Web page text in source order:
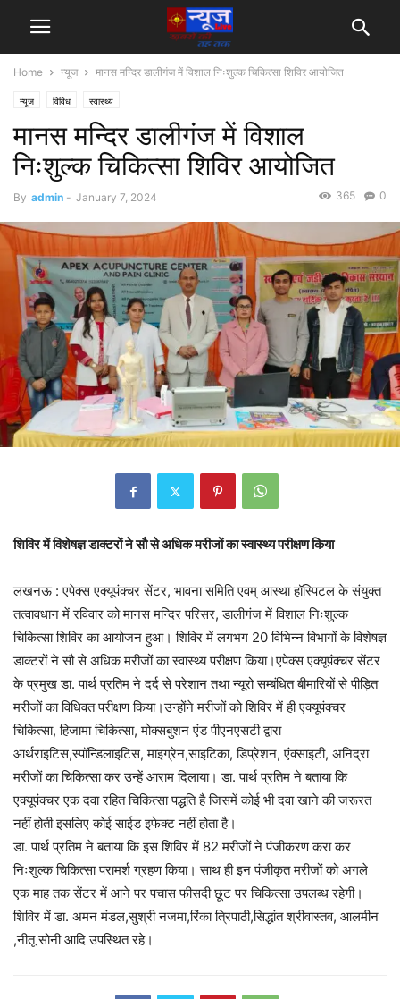
Home न्यूज मानस मन्दिर डालीगंज में विशाल निःशुल्क चिकित्सा शिविर आयोजित
न्यूज विविध स्वास्थ्य
मानस मन्दिर डालीगंज में विशाल
निःशुल्क चिकित्सा शिविर आयोजित
By admin - January 7, 2024 0
365
शिविर में विशेषज्ञ डाक्टरों ने सौ से अधिक मरीजों का स्वास्थ्य परीक्षण किया
लखनऊ : एपेक्स एक्यूपंक्चर सेंटर, भावना समिति एवम् आस्था हॉस्पिटल के संयुक्त
तत्वावधान में रविवार को मानस मन्दिर परिसर, डालीगंज में विशाल निःशुल्क
चिकित्सा शिविर का आयोजन हुआ। शिविर में लगभग 20 विभिन्न विभागों के विशेषज्ञ
डाक्टरों ने सौ से अधिक मरीजों का स्वास्थ्य परीक्षण किया।एपेक्स एक्यूपंक्चर सेंटर
के प्रमुख डा. पार्थ प्रतिम ने दर्द से परेशान तथा न्यूरो सम्बंधित बीमारियों से पीड़ित
मरीजों का विधिवत परीक्षण किया।उन्होंने मरीजों को शिविर में ही एक्यूपंक्चर
चिकित्सा, हिजामा चिकित्सा, मोक्सबुशन एंड पीएनएसटी द्वारा
आर्थराइटिस,स्पॉन्डिलाइटिस, माइग्रेन,साइटिका, डिप्रेशन, एंक्साइटी, अनिद्रा
मरीजों का चिकित्सा कर उन्हें आराम दिलाया। डा. पार्थ प्रतिम ने बताया कि
एक्यूपंक्चर एक दवा रहित चिकित्सा पद्धति है जिसमें कोई भी दवा खाने की जरूरत
नहीं होती इसलिए कोई साईड इफेक्ट नहीं होता है।
डा. पार्थ प्रतिम ने बताया कि इस शिविर में 82 मरीजों ने पंजीकरण करा कर
निःशुल्क चिकित्सा परामर्श ग्रहण किया। साथ ही इन पंजीकृत मरीजों को अगले
एक माह तक सेंटर में आने पर पचास फीसदी छूट पर चिकित्सा उपलब्ध रहेगी।
शिविर में डा. अमन मंडल,सुश्री नजमा,रिंका त्रिपाठी,सिद्धांत श्रीवास्तव, आलमीन
,नीतू सोनी आदि उपस्थित रहे।